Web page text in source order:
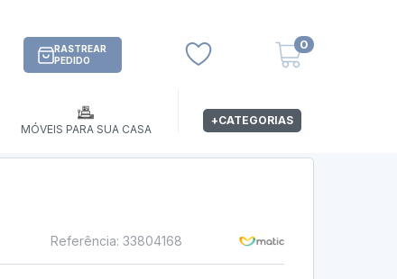
RASTREAR
PEDIDO
0
MÓVEIS PARA SUA CASA
+CATEGORIAS
Referência: 33804168